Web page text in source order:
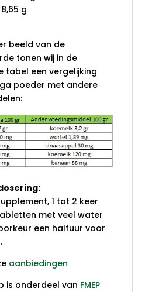
g
beeld van de
tonen wij in de
tabel een vergelijking
poeder met andere
1 tot 2 keer
met veel water
een halfuur voor
aanbiedingen
is onderdeel van FMEP